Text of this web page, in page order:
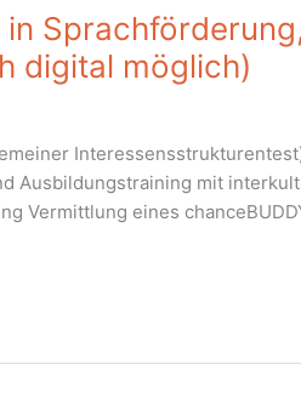
digital möglich)
Ausbildungstraining mit
Vermittlung eines